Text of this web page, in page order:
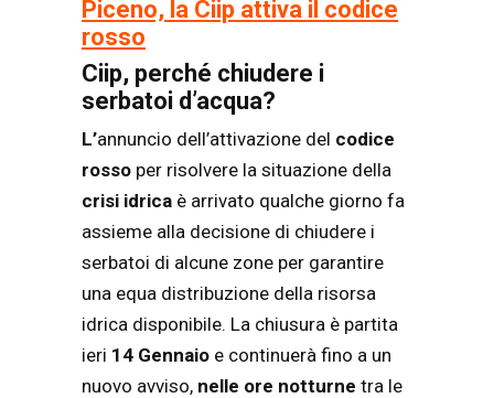
Piceno, la Ciip attiva il codice
rosso
Ciip, perché chiudere i
serbatoi d’acqua?
L’annuncio dell’attivazione del codice
rosso per risolvere la situazione della
crisi idrica è arrivato qualche giorno fa
assieme alla decisione di chiudere i
serbatoi di alcune zone per garantire
una equa distribuzione della risorsa
idrica disponibile. La chiusura è partita
ieri 14 Gennaio e continuerà fino a un
nuovo avviso, nelle ore notturne tra le